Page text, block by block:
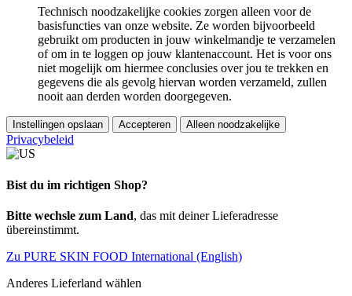
Technisch noodzakelijke cookies zorgen alleen voor de
basisfuncties van onze website. Ze worden bijvoorbeeld
gebruikt om producten in jouw winkelmandje te verzamelen
of om in te loggen op jouw klantenaccount. Het is voor ons
niet mogelijk om hiermee conclusies over jou te trekken en
gegevens die als gevolg hiervan worden verzameld, zullen
nooit aan derden worden doorgegeven.
Instellingen opslaan Accepteren Alleen noodzakelijke
Privacybeleid
Bist du im richtigen Shop?
Bitte wechsle zum Land, das mit deiner Lieferadresse
übereinstimmt.
Zu PURE SKIN FOOD International (English)
Anderes Lieferland wählen